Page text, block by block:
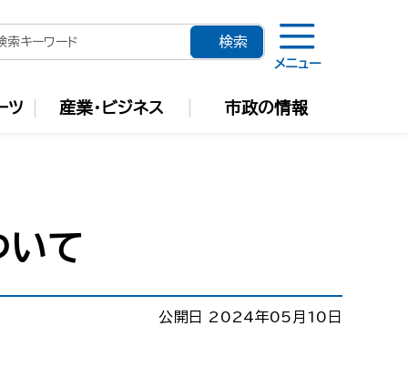
メニュー
ツ 産業・ビジネス 市政の情報
いて
公開日 2024年05月10日